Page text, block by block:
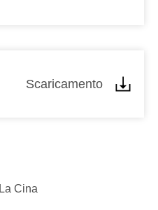
Scaricamento
La Cina